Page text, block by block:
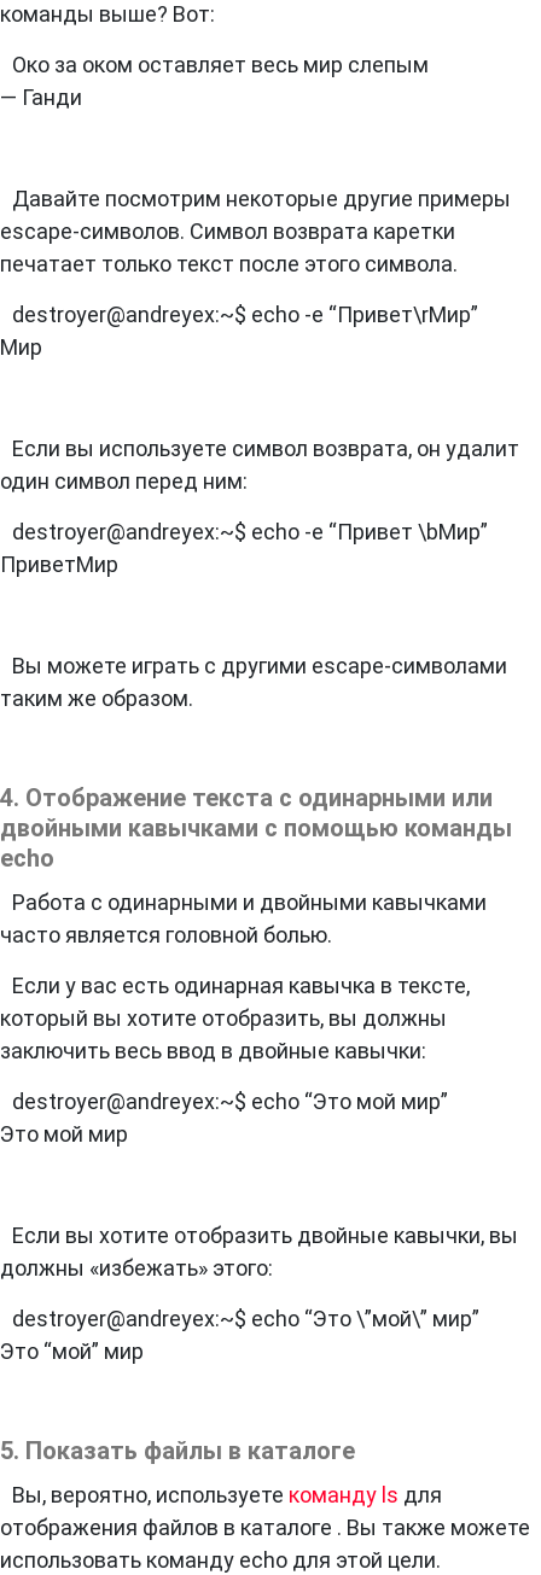
команды выше? Вот:
Око за оком оставляет весь мир слепым
— Ганди
Давайте посмотрим некоторые другие примеры
escape-символов. Символ возврата каретки
печатает только текст после этого символа.
destroyer@andreyex:~$ echo -e “Привет\rМир”
Мир
Если вы используете символ возврата, он удалит
один символ перед ним:
destroyer@andreyex:~$ echo -e “Привет \bМир”
ПриветМир
Вы можете играть с другими escape-символами
таким же образом.
4. Отображение текста с одинарными или
двойными кавычками с помощью команды
echo
Работа с одинарными и двойными кавычками
часто является головной болью.
Если у вас есть одинарная кавычка в тексте,
который вы хотите отобразить, вы должны
заключить весь ввод в двойные кавычки:
destroyer@andreyex:~$ echo “Это мой мир”
Это мой мир
Если вы хотите отобразить двойные кавычки, вы
должны «избежать» этого:
destroyer@andreyex:~$ echo “Это \”мой\” мир”
Это “мой” мир
5. Показать файлы в каталоге
Вы, вероятно, используете команду ls для
отображения файлов в каталоге . Вы также можете
использовать команду echo для этой цели.